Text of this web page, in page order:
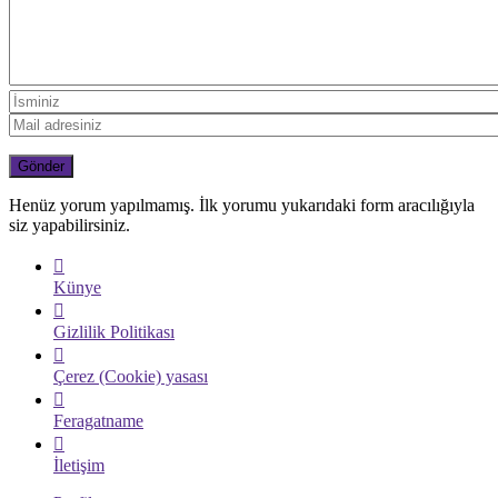
Henüz yorum yapılmamış. İlk yorumu yukarıdaki form aracılığıyla
siz yapabilirsiniz.
Künye
Gizlilik Politikası
Çerez (Cookie) yasası
Feragatname
İletişim